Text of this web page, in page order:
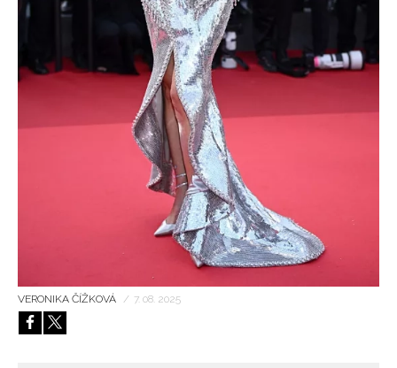
VERONIKA ČÍŽKOVÁ / 7. 08. 2025